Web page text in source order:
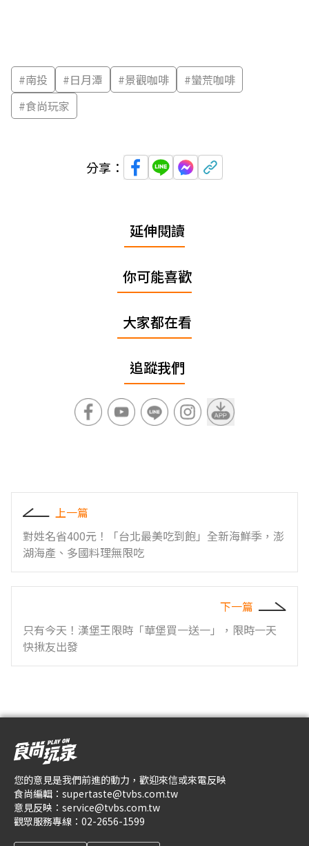
#南投 #日月潭 #景觀咖啡 #蠻荒咖啡
#食尚玩家
分享：
延伸閱讀
你可能喜歡
大家都在看
追蹤我們
上一篇
對姓名省400元！「台北最美吃到飽」全新海鮮季，澎
湖海產、多國料理無限吃
下一篇
只有今天！漢堡王限時「華堡買一送一」，限時一天
快揪友出發
您的意見是我們前進的動力，歡迎來信或來電反映
食尚編輯： supertaste@tvbs.com.tw
意見反映： service@tvbs.com.tw
觀眾服務專線： 02-2656-1599